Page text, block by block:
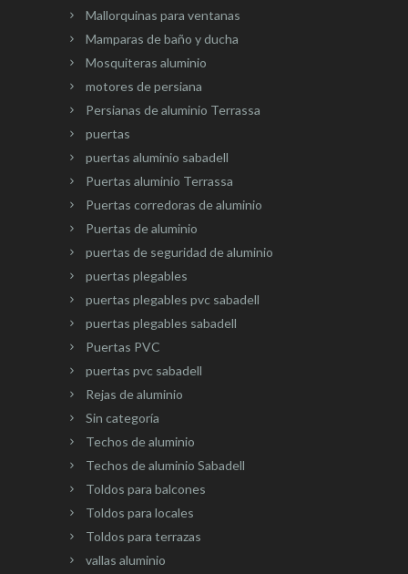
Mallorquinas para ventanas
Mamparas de baño y ducha
Mosquiteras aluminio
motores de persiana
Persianas de aluminio Terrassa
puertas
puertas aluminio sabadell
Puertas aluminio Terrassa
Puertas corredoras de aluminio
Puertas de aluminio
puertas de seguridad de aluminio
puertas plegables
puertas plegables pvc sabadell
puertas plegables sabadell
Puertas PVC
puertas pvc sabadell
Rejas de aluminio
Sin categoría
Techos de aluminio
Techos de aluminio Sabadell
Toldos para balcones
Toldos para locales
Toldos para terrazas
vallas aluminio